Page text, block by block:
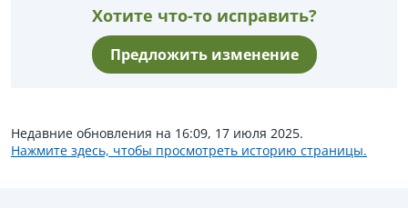
Хотите что-то исправить?
Предложить изменение
Недавние обновления на 16:09, 17 июля 2025.
Нажмите здесь, чтобы просмотреть историю страницы.